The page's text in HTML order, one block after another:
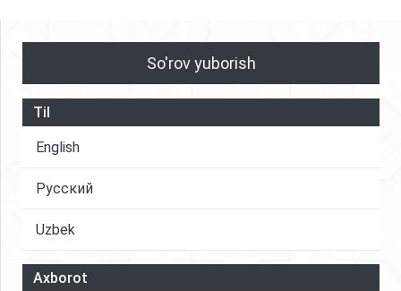
So'rov yuborish
Til
English
Русский
Uzbek
Axborot